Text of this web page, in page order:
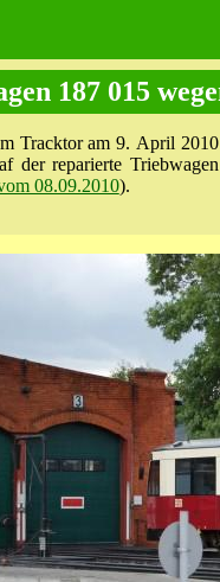
187 015
Tracktor am 9. April
der reparierte
08.09.2010).